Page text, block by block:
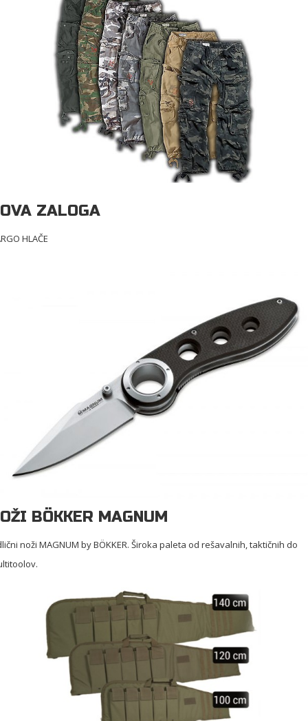
ZALOGA
HLAČE
BÖKKER MAGNUM
noži MAGNUM by BÖKKER. Široka paleta od rešavalnih, taktičnih do